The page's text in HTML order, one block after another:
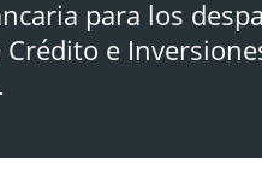
para los
Crédito e